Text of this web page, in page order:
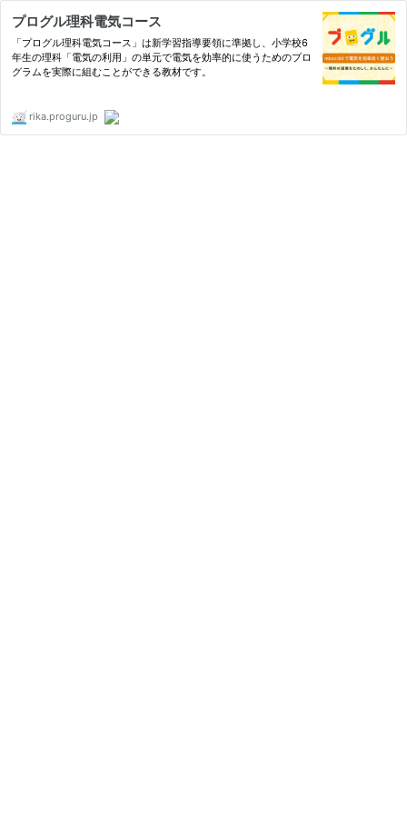
プログル理科電気コース
「プログル理科電気コース」は新学習指導要領に準拠し、小学校6
年生の理科「電気の利用」の単元で電気を効率的に使うためのプロ
グラムを実際に組むことができる教材です。
rika.proguru.jp